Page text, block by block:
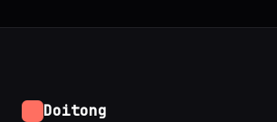
Doitong